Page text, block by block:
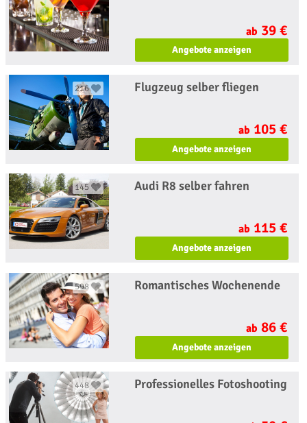
ab 39 €
Angebote anzeigen
216 Flugzeug selber fliegen
ab 105 €
Angebote anzeigen
145 Audi R8 selber fahren
ab 115 €
Angebote anzeigen
598 Romantisches Wochenende
ab 86 €
Angebote anzeigen
448 Professionelles Fotoshooting